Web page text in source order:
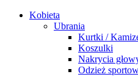
Kobieta
Ubrania
Kurtki /
Koszulki
Nakrycia
Odzież